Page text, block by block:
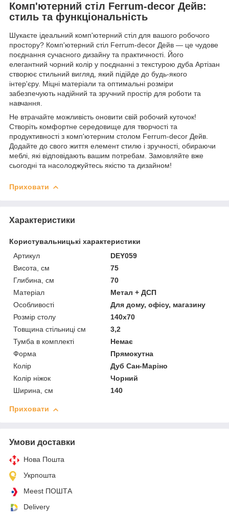
Комп'ютерний стіл Ferrum-decor Дейв:
стиль та функціональність
Шукаєте ідеальний комп'ютерний стіл для вашого робочого
простору? Комп'ютерний стіл Ferrum-decor Дейв — це чудове
поєднання сучасного дизайну та практичності. Його
елегантний чорний колір у поєднанні з текстурою дуба Артізан
створює стильний вигляд, який підійде до будь-якого
інтер'єру. Міцні матеріали та оптимальні розміри
забезпечують надійний та зручний простір для роботи та
навчання.
Не втрачайте можливість оновити свій робочий куточок!
Створіть комфортне середовище для творчості та
продуктивності з комп'ютерним столом Ferrum-decor Дейв.
Додайте до свого життя елемент стилю і зручності, обираючи
меблі, які відповідають вашим потребам. Замовляйте вже
сьогодні та насолоджуйтесь якістю та дизайном!
Приховати
Характеристики
Користувальницькі характеристики
Артикул
DEY059
Висота, см
75
Глибина, см
70
Матеріал
Метал + ДСП
Особливості
Для дому, офісу, магазину
Розмір столу
140х70
Товщина стільниці см
3,2
Тумба в комплекті
Немає
Форма
Прямокутна
Колір
Дуб Сан-Маріно
Колір ніжок
Чорний
Ширина, см
140
Приховати
Умови доставки
Нова Пошта
Укрпошта
Meest ПОШТА
Delivery